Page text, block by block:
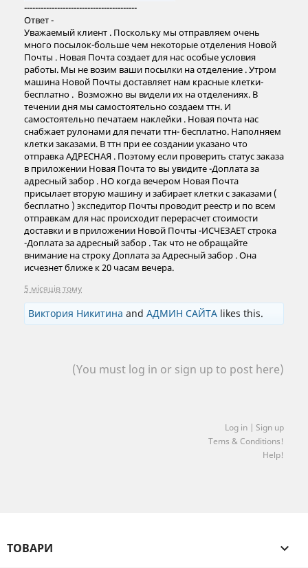
-----------------------------------------
Ответ -
Уважаемый клиент . Поскольку мы отправляем очень
много посылок-больше чем некоторые отделения Новой
Почты . Новая Почта создает для нас особые условия
работы. Мы не возим ваши посылки на отделение . Утром
машина Новой Почты доставляет нам красные клетки-
бесплатно . Возможно вы видели их на отделениях. В
течении дня мы самостоятельно создаем ттн. И
самостоятельно печатаем наклейки . Новая почта нас
снабжает рулонами для печати ттн- бесплатно. Наполняем
клетки заказами. В ттн при ее создании указано что
отправка АДРЕСНАЯ . Поэтому если проверить статус заказа
в приложении Новая Почта то вы увидите -Доплата за
адресный забор . НО когда вечером Новая Почта
присылает вторую машину и забирает клетки с заказами (
бесплатно ) экспедитор Почты проводит реестр и по всем
отправкам для нас происходит перерасчет стоимости
доставки и в приложении Новой Почты -ИСЧЕЗАЕТ строка
-Доплата за адресный забор . Так что не обращайте
внимание на строку Доплата за Адресный забор . Она
исчезнет ближе к 20 часам вечера.
5 місяців тому
Виктория Никитина and АДМИН САЙТА likes this.
(You must log in or sign up to post here)
Log in | Sign up
Tems & Conditions!
Help!
ТОВАРИ 